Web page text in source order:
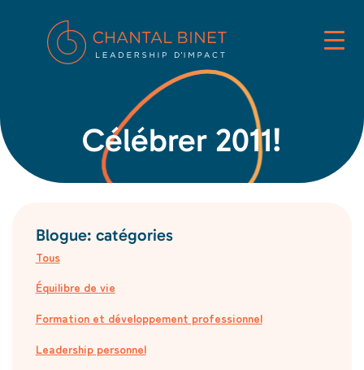
Célébrer 2011!
Blogue: catégories
Tous
Équilibre de vie
Formation et développement professionnel
Leadership personnel